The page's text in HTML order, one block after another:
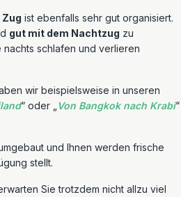
ist ebenfalls sehr gut organisiert.
gut mit dem Nachtzug zu
schlafen und verlieren
wir beispielsweise in unseren
“ oder „ Von Bangkok nach Krabi“
und Ihnen werden frische
stellt.
Sie trotzdem nicht allzu viel